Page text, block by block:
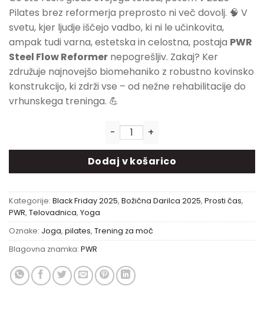
Pilates brez reformerja preprosto ni več dovolj. 🧠 V
svetu, kjer ljudje iščejo vadbo, ki ni le učinkovita,
ampak tudi varna, estetska in celostna, postaja PWR
Steel Flow Reformer nepogrešljiv. Zakaj? Ker
združuje najnovejšo biomehaniko z robustno kovinsko
konstrukcijo, ki zdrži vse – od nežne rehabilitacije do
vrhunskega treninga. 💪
PWR Steel Flow Reformer |
Dodaj v košarico
Kategorije: Black Friday 2025, Božična Darilca 2025, Prosti čas,
PWR, Telovadnica, Yoga
Oznake: Joga, pilates, Trening za moč
Blagovna znamka: PWR